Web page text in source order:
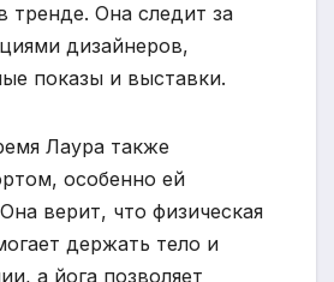
тренде. Она следит за
дизайнеров,
показы и выставки.
Лаура также
особенно ей
верит, что физическая
держать тело и
а йога позволяет